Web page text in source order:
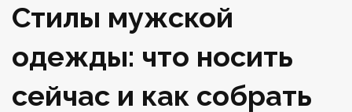
Стилы мужской
одежды: что носить
сейчас и как собрать